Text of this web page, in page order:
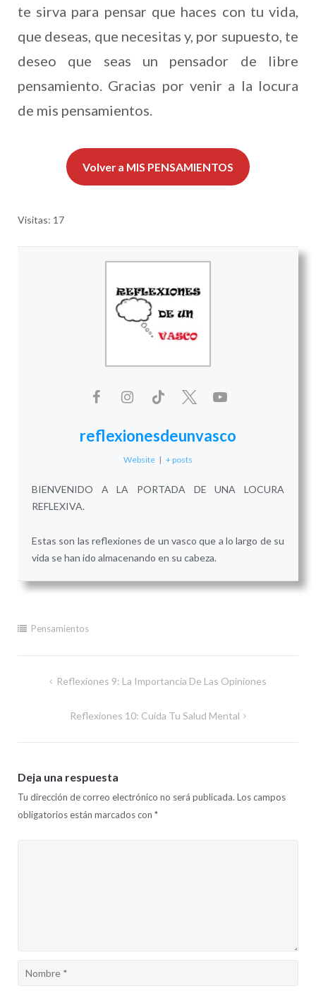
te sirva para pensar que haces con tu vida,
que deseas, que necesitas y, por supuesto, te
deseo que seas un pensador de libre
pensamiento. Gracias por venir a la locura
de mis pensamientos.
Volver a MIS PENSAMIENTOS
Visitas: 17
reflexionesdeunvasco
Website | + posts
BIENVENIDO A LA PORTADA DE UNA LOCURA
REFLEXIVA.
Estas son las reflexiones de un vasco que a lo largo de su
vida se han ido almacenando en su cabeza.
Pensamientos
Navegación
entradas
Reflexiones 9: La Importancia De Las Opiniones
Reflexiones 10: Cuida Tu Salud Mental
Deja una respuesta
Tu dirección de correo electrónico no será publicada. Los campos
obligatorios están marcados con *